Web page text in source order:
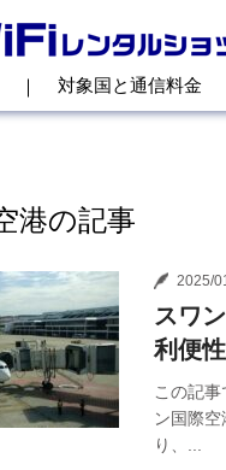
対象国と通信料金
港の記事
2025/
スワ
利便
この記
ン国際
り、...